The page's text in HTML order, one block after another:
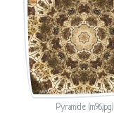
Pyramide (m96.jpg)